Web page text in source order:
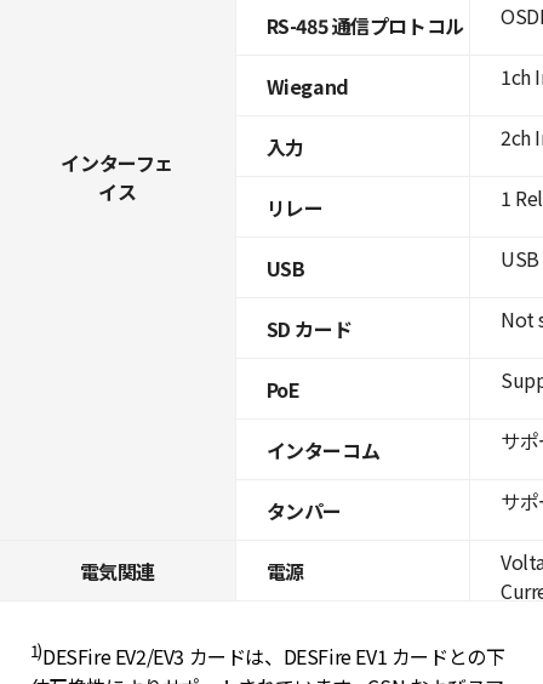
インターフェ
イス
RS-485 通信プロトコル
Wiegand
入力
リレー
USB
SD カード
PoE
インターコム
タンパー
電気関連 電源
1ch
2ch
1
Not
サ
サ
1)DESFire EV2/EV3 カードは、DESFire EV1 カードとの下